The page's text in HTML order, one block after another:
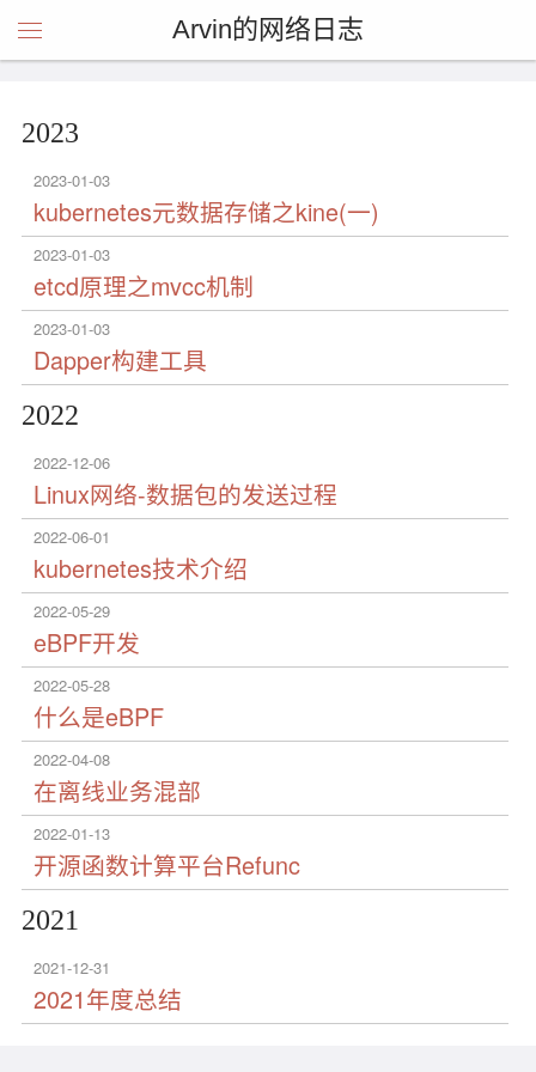
Arvin的网络日志
2023
2023-01-03
kubernetes元数据存储之kine(一)
2023-01-03
etcd原理之mvcc机制
2023-01-03
Dapper构建工具
2022
2022-12-06
Linux网络-数据包的发送过程
2022-06-01
kubernetes技术介绍
2022-05-29
eBPF开发
2022-05-28
什么是eBPF
2022-04-08
在离线业务混部
2022-01-13
开源函数计算平台Refunc
2021
2021-12-31
2021年度总结